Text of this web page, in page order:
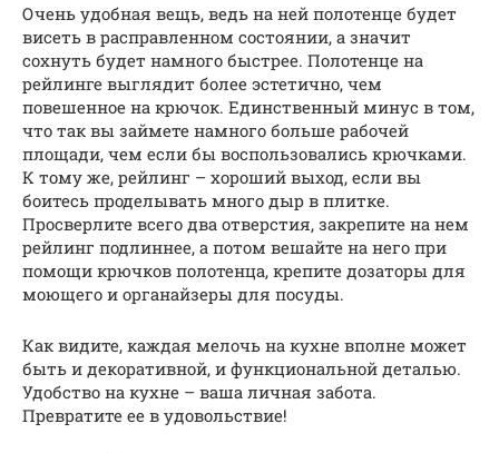
Очень удобная вещь, ведь на ней полотенце будет
висеть в расправленном состоянии, а значит
сохнуть будет намного быстрее. Полотенце на
рейлинге выглядит более эстетично, чем
повешенное на крючок. Единственный минус в том,
что так вы займете намного больше рабочей
площади, чем если бы воспользовались крючками.
К тому же, рейлинг – хороший выход, если вы
боитесь проделывать много дыр в плитке.
Просверлите всего два отверстия, закрепите на нем
рейлинг подлиннее, а потом вешайте на него при
помощи крючков полотенца, крепите дозаторы для
моющего и органайзеры для посуды.
Как видите, каждая мелочь на кухне вполне может
быть и декоративной, и функциональной деталью.
Удобство на кухне – ваша личная забота.
Превратите ее в удовольствие!